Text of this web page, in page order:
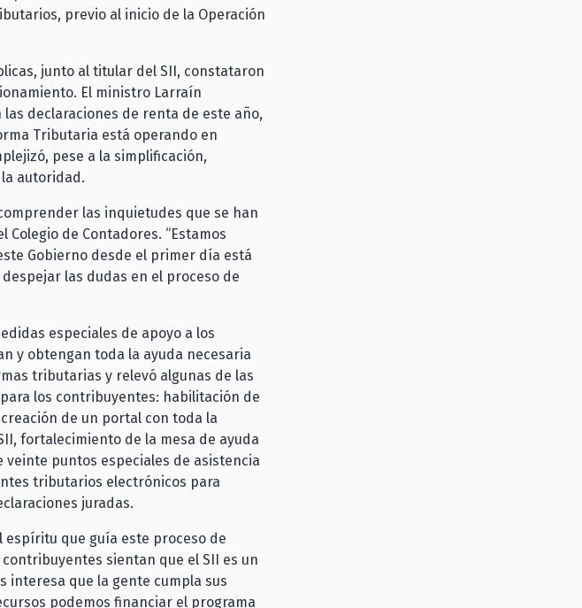
previo al inicio de la Operación
junto al titular del SII, constataron
El ministro Larraín
declaraciones de renta de este año,
Tributaria está operando en
pese a la simplificación,
autoridad.
las inquietudes que se han
de Contadores. “Estamos
Gobierno desde el primer día está
las dudas en el proceso de
especiales de apoyo a los
y obtengan toda la ayuda necesaria
tributarias y relevó algunas de las
los contribuyentes: habilitación de
de un portal con toda la
fortalecimiento de la mesa de ayuda
puntos especiales de asistencia
tributarios electrónicos para
juradas.
espíritu que guía este proceso de
sientan que el SII es un
interesa que la gente cumpla sus
podemos financiar el programa